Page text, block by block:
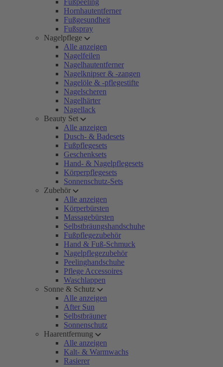
Fußpeeling
Hornhautentferner
Fußgesundheit
Fußspray
Nagelpflege
Alle anzeigen
Nagelfeilen
Nagelhautentferner
Nagelknipser & -zangen
Nagelöle & -pflegestifte
Nagelscheren
Nagelhärter
Nagellack
Beauty Set
Alle anzeigen
Dusch- & Badesets
Fußpflegesets
Geschenksets
Hand- & Nagelpflegesets
Körperpflegesets
Sonnenschutz-Sets
Zubehör
Alle anzeigen
Körperbürsten
Massagebürsten
Selbstbräungshandschuhe
Fußpflegezubehör
Hand & Fuß-Schmuck
Nagelpflegezubehör
Peelinghandschuhe
Pflege Accessoires
Waschlappen
Sonne & Schutz
Alle anzeigen
After Sun
Selbstbräuner
Sonnenschutz
Haarentfernung
Alle anzeigen
Kalt- & Warmwachs
Rasierer